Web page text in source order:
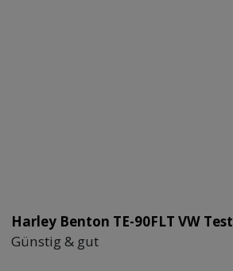
Harley Benton TE-90FLT VW Test
Günstig & gut